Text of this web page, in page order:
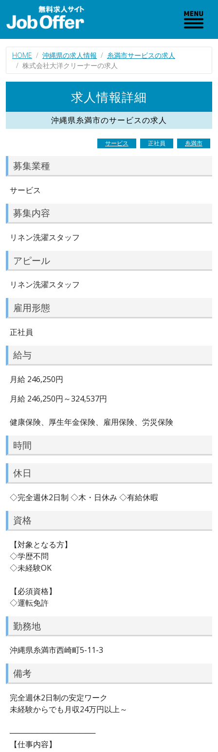
HOME 沖縄県の求人情報
糸満市サービスの求人
株式会社大洋クリーナーの求人
求人情報詳細
沖縄県糸満市のサービスの求人
サービス 正社員 糸満市
募集業種
サービス
募集内容
リネン洗濯スタッフ
アピール
リネン洗濯スタッフ
雇用形態
正社員
給与
月給 246,250円
月給 246,250円～324,537円
健康保険、厚生年金保険、雇用保険、労災保険
時間
休日
◇完全週休2日制 ◇木・日休み ◇有給休暇
資格
【対象となる方】
◇学歴不問
◇未経験OK
【必須資格】
◇運転免許
勤務地
沖縄県糸満市西崎町5-11-3
備考
完全週休2日制の安定ワーク
未経験からでも月収24万円以上～
────────────────
【仕事内容】